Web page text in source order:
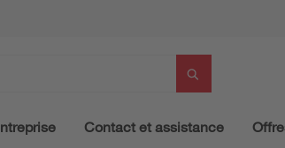
Contact et assistance